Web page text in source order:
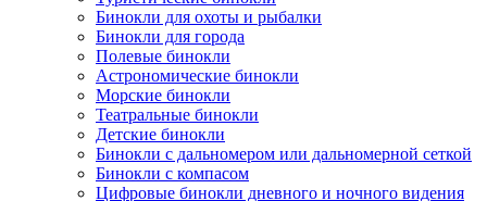
Бинокли для охоты и рыбалки
Бинокли для города
Полевые бинокли
Астрономические бинокли
Морские бинокли
Театральные бинокли
Детские бинокли
Бинокли с дальномером или дальномерной сеткой
Бинокли с компасом
Цифровые бинокли дневного и ночного видения